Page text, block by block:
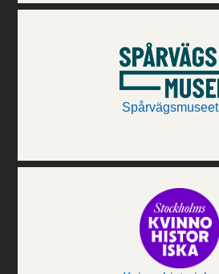
Spårvägsmuseet